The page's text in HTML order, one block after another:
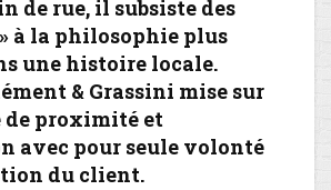
de rue, il subsiste des
à la philosophie plus
une histoire locale.
& Grassini mise sur
de proximité et
avec pour seule volonté
du client.